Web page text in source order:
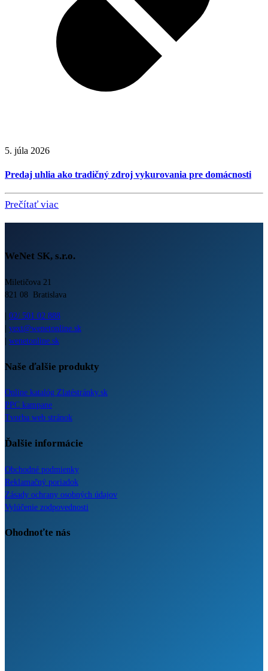
5. júla 2026
Predaj uhlia ako tradičný zdroj vykurovania pre domácnosti
Prečítať viac
WeNet SK, s.r.o.
Miletičova 21
821 08 Bratislava
02/ 501 02 888
yext@wenetonline.sk
wenetonline.sk
Naše ďalšie produkty
Online katalóg Zlatéstránky.sk
PPC kampane
Tvorba web stránok
Ďalšie informácie
Obchodné podmienky
Reklamačný poriadok
Zásady ochrany osobných údajov
Vylúčenie zodpovednosti
Ohodnoťte nás